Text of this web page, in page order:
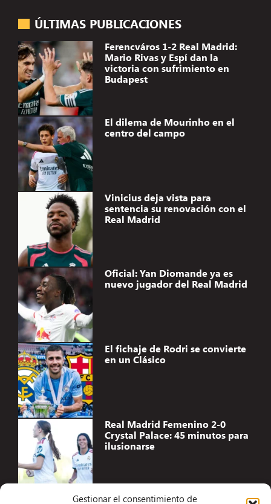
Gestionar el consentimiento de
ÚLTIMAS PUBLICACIONES
Ferencváros 1-2 Real Madrid:
Mario Rivas y Espí dan la
victoria con sufrimiento en
Budapest
El dilema de Mourinho en el
centro del campo
Vinicius deja vista para
sentencia su renovación con el
Real Madrid
Oficial: Yan Diomande ya es
nuevo jugador del Real Madrid
El fichaje de Rodri se convierte
en un Clásico
Real Madrid Femenino 2-0
Crystal Palace: 45 minutos para
ilusionarse